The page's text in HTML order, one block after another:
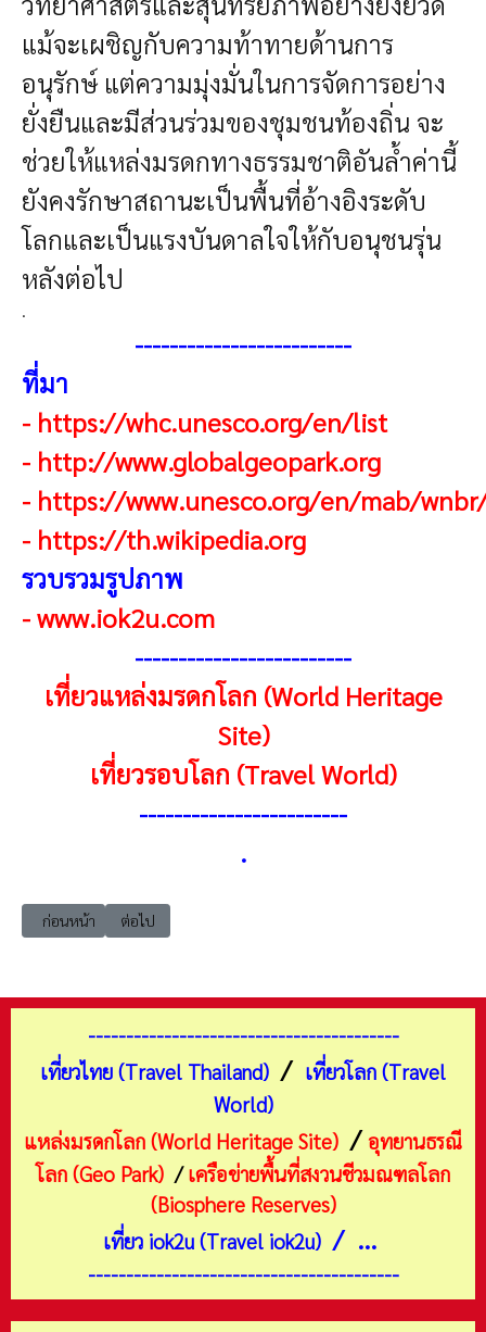
แม้จะเผชิญกับความท้าทายด้านการ
อนุรักษ์ แต่ความมุ่งมั่นในการจัดการอย่าง
ยั่งยืนและมีส่วนร่วมของชุมชนท้องถิ่น จะ
ช่วยให้แหล่งมรดกทางธรรมชาติอันล้ำค่านี้
ยังคงรักษาสถานะเป็นพื้นที่อ้างอิงระดับ
โลกและเป็นแรงบันดาลใจให้กับอนุชนรุ่น
หลังต่อไป
.
-------------------------
ที่มา
- https://whc.unesco.org/en/list
- http://www.globalgeopark.org
- https://www.unesco.org/en/mab/
- https://th.wikipedia.org
รวบรวมรูปภาพ
-www.iok2u.com
-------------------------
เที่ยวแหล่งมรดกโลก (World Heritage
Site)
เที่ยวรอบโลก (Travel World)
------------------------
.
เนื้อหาก่อนหน้า: แหล่งมรดกโลก เอเชียตะวันออก จีน 2007 ไคผิงเตียวโห
ก่อนหน้า เนื้อหาถัดไป: แหล่งมรดกโลก เอเชียตะวันออก จีน 2008 หมู่
ต่อไป
-----------------------------------------
เที่ยวไทย (Travel Thailand) / เที่ยวโลก (Travel
World)
แหล่งมรดกโลก (World Heritage Site) /อุทยานธรณี
โลก (Geo Park) /เครือข่ายพื้นที่สงวนชีวมณฑลโลก
(Biosphere Reserves)
เที่ยว iok2u (Travel iok2u) / ...
-----------------------------------------